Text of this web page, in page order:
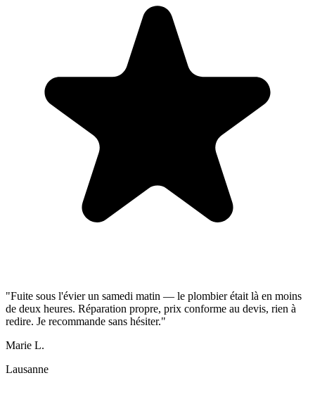
"Fuite sous l'évier un samedi matin — le plombier était là en moins
de deux heures. Réparation propre, prix conforme au devis, rien à
redire. Je recommande sans hésiter."
Marie L.
Lausanne